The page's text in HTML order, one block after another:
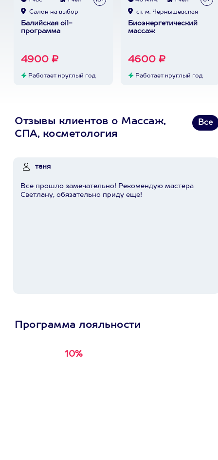
Cалон на выбор
Балийская oil-
программа
4900 ₽
Работает круглый год
ст. м. Чернышевская
Биоэнергетический
массаж
4600 ₽
Работает круглый год
Отзывы клиентов о Массаж,
СПА, косметология
Все
таня
Все прошло замечательно! Рекомендую мастера
Светлану, обязательно приду еще!
Программа лояльности
10%